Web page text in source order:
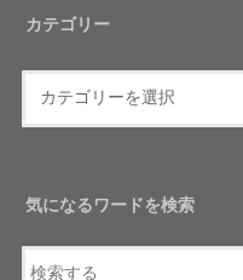
カテゴリー
気になるワードを検索